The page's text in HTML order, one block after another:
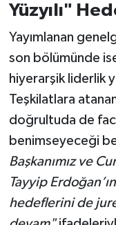
Yüzyılı"
Yayımlanan
son bölümünde
hiyerarşik liderlik
Teşkilatlara
doğrultuda de
benimseyeceği
Başkanımız ve
Tayyip
hedeflerini de